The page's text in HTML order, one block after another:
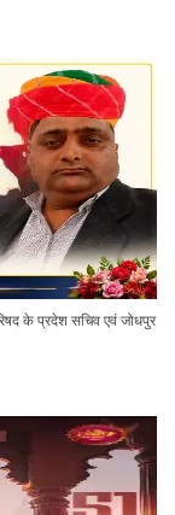
के प्रदेश सचिव एवं जोधपुर